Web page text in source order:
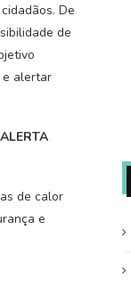
De
de
e alertar
de calor
e